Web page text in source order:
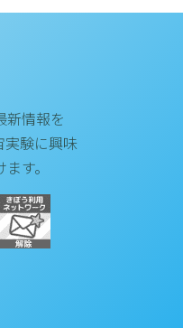
新情報を
実験に興味
す。